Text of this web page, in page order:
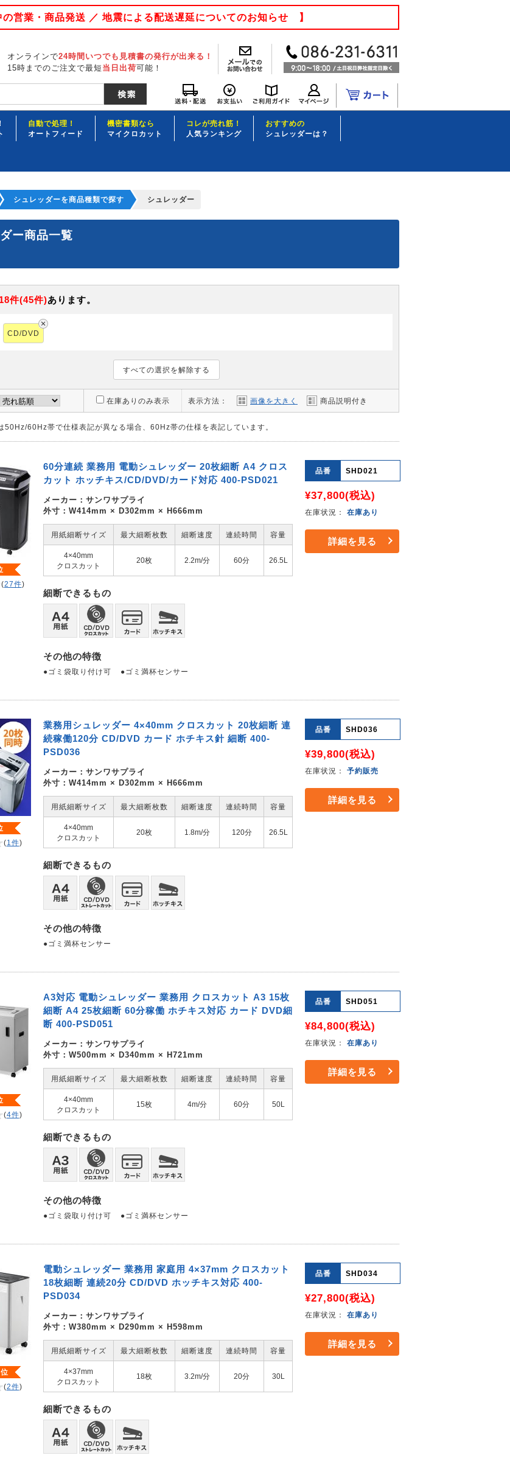
営業・商品発送 ／ 地震による配送遅延についてのお知らせ 】
オンラインで24時間いつでも見積書の発行が出来る！
15時までのご注文で最短 当日出荷可能！
自動で処理！
オートフィード
機密書類なら
マイクロカット
コレが売れ筋！
人気ランキング
おすすめの
シュレッダーは？
シュレッダーを商品種類で探す シュレッダー
ー商品一覧
18件(45件)あります。
CD/DVD
すべての選択を解除する
在庫ありのみ表示 表示方法： 画像を大きく 商品説明付き
50Hz/60Hz帯で仕様表記が異なる場合、60Hz帯の仕様を表記しています。
(27件)
60分連続 業務用 電動シュレッダー 20枚細断 A4 クロス
カット ホッチキス/CD/DVD/カード対応 400-PSD021
メーカー： サンワサプライ
外寸：W414mm × D302mm × H666mm
用紙細断サイズ 最大細断枚数 細断速度 連続時間 容量
4×40mm
クロスカット
20枚 2.2m/分 60分 26.5L
細断できるもの
その他の特徴
●ゴミ袋取り付け可 ●ゴミ満杯センサー
品番 SHD021
¥37,800(税込)
在庫状況： 在庫あり
詳細を見る
(1件)
業務用シュレッダー 4×40mm クロスカット 20枚細断 連
続稼働120分 CD/DVD カード ホチキス針 細断 400-
PSD036
メーカー： サンワサプライ
外寸：W414mm × D302mm × H666mm
用紙細断サイズ 最大細断枚数 細断速度 連続時間 容量
4×40mm
クロスカット
20枚 1.8m/分 120分 26.5L
細断できるもの
その他の特徴
●ゴミ満杯センサー
品番 SHD036
¥39,800(税込)
在庫状況： 予約販売
詳細を見る
(4件)
A3対応 電動シュレッダー 業務用 クロスカット A3 15枚
細断 A4 25枚細断 60分稼働 ホチキス対応 カード DVD細
断 400-PSD051
メーカー： サンワサプライ
外寸：W500mm × D340mm × H721mm
用紙細断サイズ 最大細断枚数 細断速度 連続時間 容量
4×40mm
クロスカット
15枚 4m/分 60分 50L
細断できるもの
その他の特徴
●ゴミ袋取り付け可 ●ゴミ満杯センサー
品番 SHD051
¥84,800(税込)
在庫状況： 在庫あり
詳細を見る
(2件)
電動シュレッダー 業務用 家庭用 4×37mm クロスカット
18枚細断 連続20分 CD/DVD ホッチキス対応 400-
PSD034
メーカー： サンワサプライ
外寸：W380mm × D290mm × H598mm
用紙細断サイズ 最大細断枚数 細断速度 連続時間 容量
4×37mm
クロスカット
18枚 3.2m/分 20分 30L
細断できるもの
品番 SHD034
¥27,800(税込)
在庫状況： 在庫あり
詳細を見る